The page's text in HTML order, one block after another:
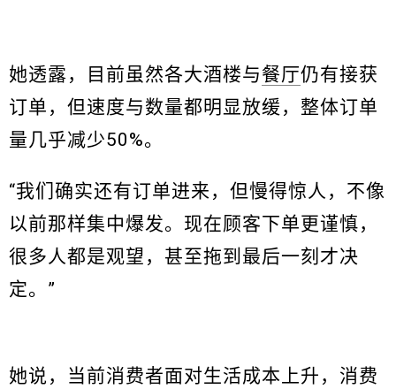
她透露，目前虽然各大酒楼与餐厅仍有接获
订单，但速度与数量都明显放缓，整体订单
量几乎减少50%。
“我们确实还有订单进来，但慢得惊人，不像
以前那样集中爆发。现在顾客下单更谨慎，
很多人都是观望，甚至拖到最后一刻才决
定。”
她说，当前消费者面对生活成本上升，消费